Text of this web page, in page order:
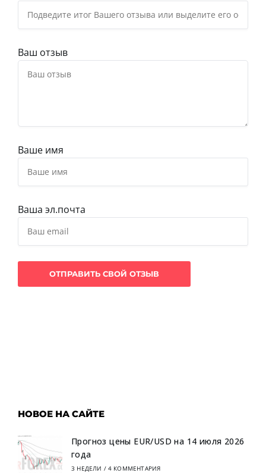
Ваш отзыв
Ваше имя
Ваша эл.почта
НОВОЕ НА САЙТЕ
Прогноз цены EUR/USD на 14 июля 2026
года
3 НЕДЕЛИ / 4 КОММЕНТАРИЯ